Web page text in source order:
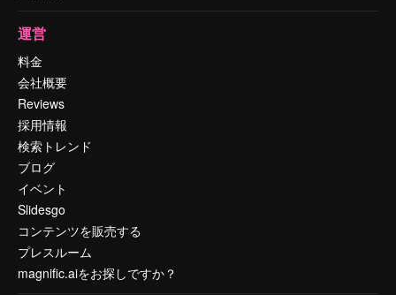
運営
料金
会社概要
Reviews
採用情報
検索トレンド
ブログ
イベント
Slidesgo
コンテンツを販売する
プレスルーム
magnific.aiをお探しですか？